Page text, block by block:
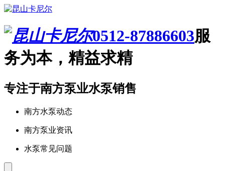
0512-87886603服
务为本，精益求精
专注于南方泵业水泵销售
南方水泵动态
南方泵业资讯
水泵常见问题